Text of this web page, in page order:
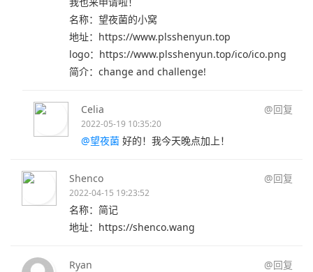
名称：望夜菌的小窝
地址：https://www.plsshenyun.top
logo：https://www.plsshenyun.top/ico/ico.png
简介：change and challenge!
Celia @回复
2022-05-19 10:35:20
@望夜菌好的！我今天晚点加上！
Shenco @回复
2022-04-15 19:23:52
名称：简记
地址：https://shenco.wang
Ryan @回复